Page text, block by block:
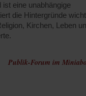
in
einem
neuen
(Öffnet
in
einem
Was gibt
Krieg in der Ukraine
ist eine unabhängige
die Hintergründe
Kirchen, Leben
Publik-Forum im